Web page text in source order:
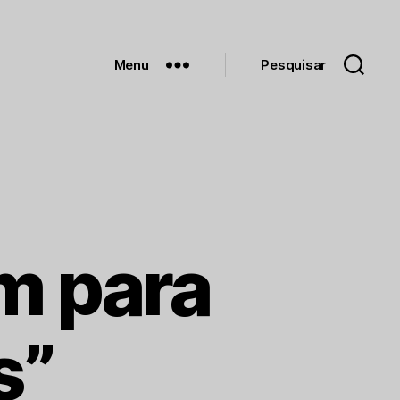
Menu Pesquisar
para